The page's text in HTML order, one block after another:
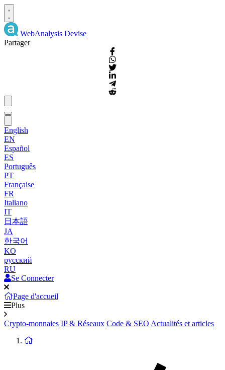
WebAnalysis Devise
Partager
English
EN
Español
ES
Português
PT
Française
FR
Italiano
IT
日本語
JA
한국어
KO
русский
RU
Se Connecter
Page d'accueil
Plus
Crypto-monnaies IP & Réseaux Code & SEO Actualités et articles